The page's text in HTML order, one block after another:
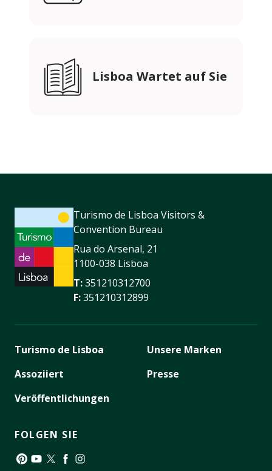
Lisboa Wartet auf Sie
Turismo de Lisboa Visitors &
Convention Bureau
Rua do Arsenal, 21
1100-038 Lisboa
T:351210312700
F:351210312899
Turismo de Lisboa
Assoziiert
Veröffentlichungen
Unsere Marken
Presse
FOLGEN SIE